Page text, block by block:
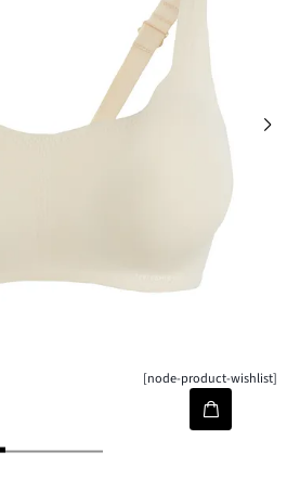
[node-product-wishlist]